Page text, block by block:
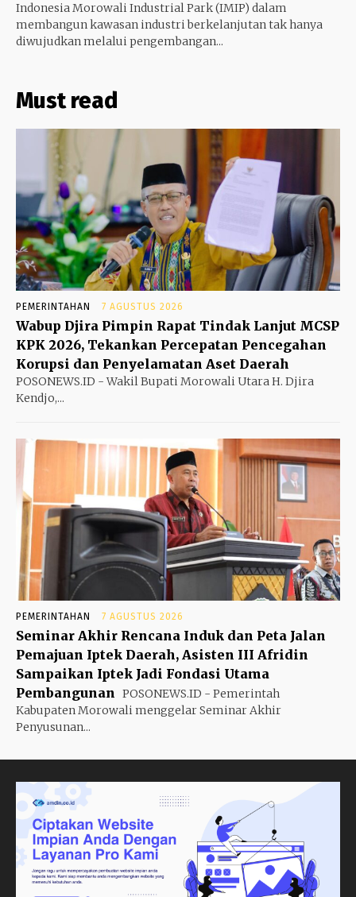
Indonesia Morowali Industrial Park (IMIP) dalam
membangun kawasan industri berkelanjutan tak hanya
diwujudkan melalui pengembangan...
Must read
PEMERINTAHAN 7 AGUSTUS 2026
Wabup Djira Pimpin Rapat Tindak Lanjut MCSP
KPK 2026, Tekankan Percepatan Pencegahan
Korupsi dan Penyelamatan Aset Daerah
POSONEWS.ID - Wakil Bupati Morowali Utara H. Djira
Kendjo,...
PEMERINTAHAN 7 AGUSTUS 2026
Seminar Akhir Rencana Induk dan Peta Jalan
Pemajuan Iptek Daerah, Asisten III Afridin
Sampaikan Iptek Jadi Fondasi Utama
Pembangunan POSONEWS.ID - Pemerintah
Kabupaten Morowali menggelar Seminar Akhir
Penyusunan...